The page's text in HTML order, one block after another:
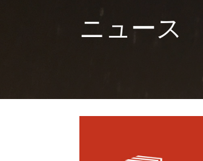
ニュース